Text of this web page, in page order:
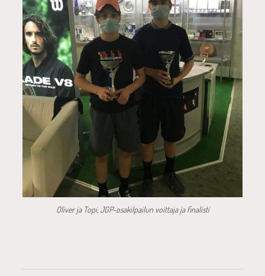
Oliver ja Topi, JGP-osakilpailun voittaja ja finalisti